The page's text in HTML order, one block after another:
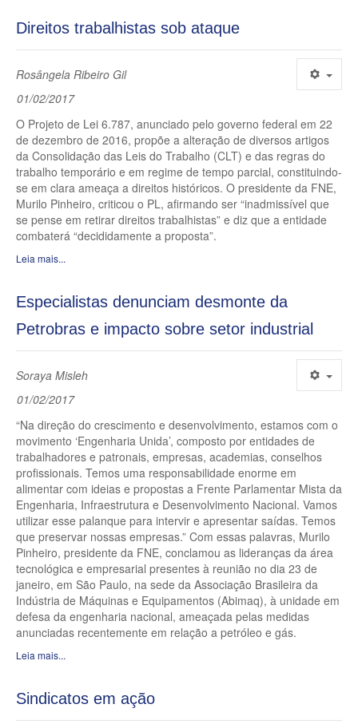
Direitos trabalhistas sob ataque
Rosângela Ribeiro Gil
01/02/2017
O Projeto de Lei 6.787, anunciado pelo governo federal em 22
de dezembro de 2016, propõe a alteração de diversos artigos
da Consolidação das Leis do Trabalho (CLT) e das regras do
trabalho temporário e em regime de tempo parcial, constituindo-
se em clara ameaça a direitos históricos. O presidente da FNE,
Murilo Pinheiro, criticou o PL, afirmando ser “inadmissível que
se pense em retirar direitos trabalhistas” e diz que a entidade
combaterá “decididamente a proposta”.
Leia mais...
Especialistas denunciam desmonte da
Petrobras e impacto sobre setor industrial
Soraya Misleh
01/02/2017
“Na direção do crescimento e desenvolvimento, estamos com o
movimento ‘Engenharia Unida’, composto por entidades de
trabalhadores e patronais, empresas, academias, conselhos
profissionais. Temos uma responsabilidade enorme em
alimentar com ideias e propostas a Frente Parlamentar Mista da
Engenharia, Infraestrutura e Desenvolvimento Nacional. Vamos
utilizar esse palanque para intervir e apresentar saídas. Temos
que preservar nossas empresas.” Com essas palavras, Murilo
Pinheiro, presidente da FNE, conclamou as lideranças da área
tecnológica e empresarial presentes à reunião no dia 23 de
janeiro, em São Paulo, na sede da Associação Brasileira da
Indústria de Máquinas e Equipamentos (Abimaq), à unidade em
defesa da engenharia nacional, ameaçada pelas medidas
anunciadas recentemente em relação a petróleo e gás.
Leia mais...
Sindicatos em ação